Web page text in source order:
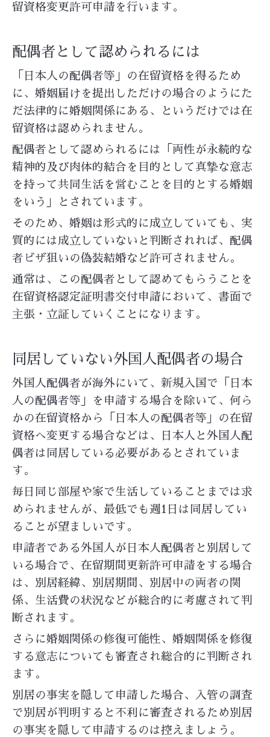
留資格変更許可申請を行います。
配偶者として認められるには
「日本人の配偶者等」の在留資格を得るため
に、婚姻届けを提出しただけの場合のようにた
だ法律的に婚姻関係にある、というだけでは在
留資格は認められません。
配偶者として認められるには「両性が永続的な
精神的及び肉体的結合を目的として真摯な意志
を持って共同生活を営むことを目的とする婚姻
をいう」とされています。
そのため、婚姻は形式的に成立していても、実
質的には成立していないと判断されれば、配偶
者ビザ狙いの偽装結婚など許可されません。
通常は、この配偶者として認めてもらうことを
在留資格認定証明書交付申請において、書面で
主張・立証していくことになります。
同居していない外国人配偶者の場合
外国人配偶者が海外にいて、新規入国で「日本
人の配偶者等」を申請する場合を除いて、何ら
かの在留資格から「日本人の配偶者等」の在留
資格へ変更する場合などは、日本人と外国人配
偶者は同居している必要があるとされていま
す。
毎日同じ部屋や家で生活していることまでは求
められませんが、最低でも週1日は同居してい
ることが望ましいです。
申請者である外国人が日本人配偶者と別居して
いる場合で、在留期間更新許可申請をする場合
は、別居経緯、別居期間、別居中の両者の関
係、生活費の状況などが総合的に考慮されて判
断されます。
さらに婚姻関係の修復可能性、婚姻関係を修復
する意志についても審査され総合的に判断され
ます。
別居の事実を隠して申請した場合、入管の調査
で別居が判明すると不利に審査されるため別居
の事実を隠して申請するのは控えましょう。